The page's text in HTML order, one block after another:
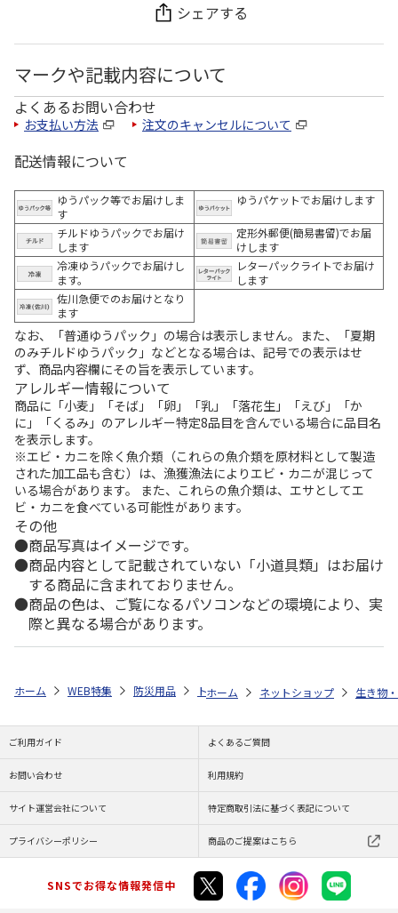
シェアする
マークや記載内容について
よくあるお問い合わせ
お支払い方法 注文のキャンセルについて
配送情報について
ゆうパック等でお届けしま
す
ゆうパケットでお届けします
チルドゆうパックでお届け
します
定形外郵便(簡易書留)でお届
けします
冷凍ゆうパックでお届けし
ます。
レターパックライトでお届け
します
佐川急便でのお届けとなり
ます
なお、「普通ゆうパック」の場合は表示しません。また、「夏期
のみチルドゆうパック」などとなる場合は、記号での表示はせ
ず、商品内容欄にその旨を表示しています。
アレルギー情報について
商品に「小麦」「そば」「卵」「乳」「落花生」「えび」「か
に」「くるみ」のアレルギー特定8品目を含んでいる場合に品目名
を表示します。
※エビ・カニを除く魚介類（これらの魚介類を原材料として製造
された加工品も含む）は、漁獲漁法によりエビ・カニが混じって
いる場合があります。 また、これらの魚介類は、エサとしてエ
ビ・カニを食べている可能性があります。
その他
商品写真はイメージです。
商品内容として記載されていない「小道具類」はお届け
する商品に含まれておりません。
商品の色は、ご覧になるパソコンなどの環境により、実
際と異なる場合があります。
ホーム WEB特集 防災用品 トイレ トイレ処理セット３５回ひ
ホーム ネットショップ 生き物
ご利用ガイド よくあるご質問
お問い合わせ 利用規約
サイト運営会社について 特定商取引法に基づく表記について
プライバシーポリシー 商品のご提案はこちら
SNSでお得な情報発信中